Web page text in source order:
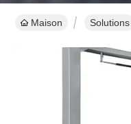
Maison Solutions